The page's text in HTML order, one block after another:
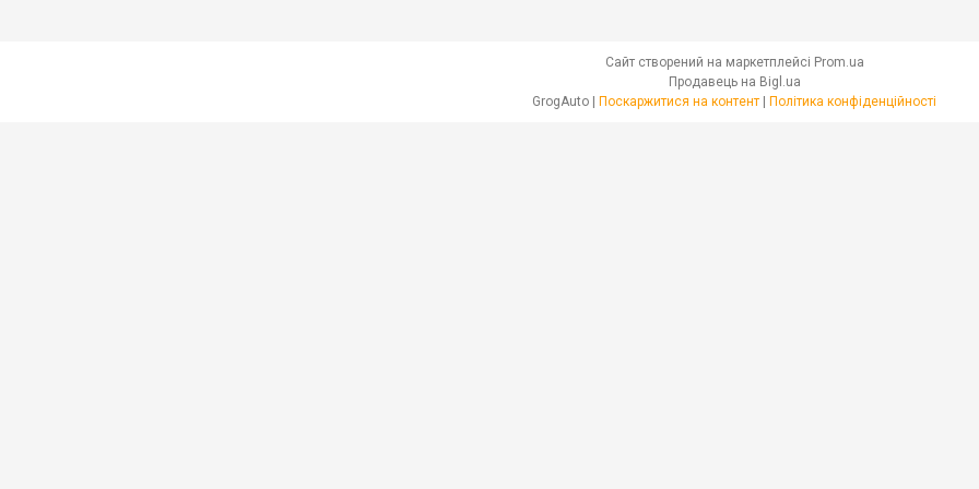
Сайт створений на маркетплейсі Prom.ua
Продавець на Bigl.ua
Поскаржитися на контент Політика конфіденційності